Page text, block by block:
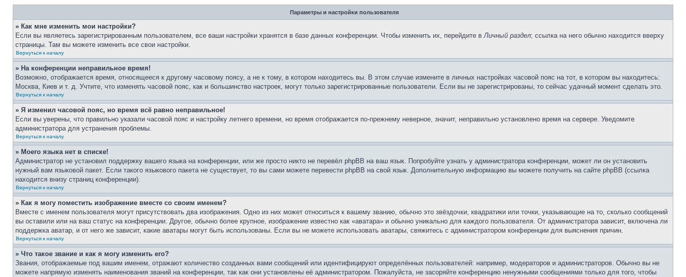
Параметры и настройки пользователя
» Как мне изменить мои настройки?
Если вы являетесь зарегистрированным пользователем, все ваши настройки хранятся в базе данных конференции. Чтобы изменить их, перейдите вЛичный раздел; ссылка на него обычно находится вверху
страницы. Там вы можете изменить все свои настройки.
Вернуться к началу
» На конференции неправильное время!
Возможно, отображается время, относящееся к другому часовому поясу, а не к тому, в котором находитесь вы. В этом случае измените в личных настройках часовой пояс на тот, в котором вы находитесь:
Москва, Киев и т. д. Учтите, что изменять часовой пояс, как и большинство настроек, могут только зарегистрированные пользователи. Если вы не зарегистрированы, то сейчас удачный момент сделать это.
Вернуться к началу
» Я изменил часовой пояс, но время всё равно неправильное!
Если вы уверены, что правильно указали часовой пояс и настройку летнего времени, но время отображается по-прежнему неверное, значит, неправильно установлено время на сервере. Уведомите
администратора для устранения проблемы.
Вернуться к началу
» Моего языка нет в списке!
Администратор не установил поддержку вашего языка на конференции, или же просто никто не перевёл phpBB на ваш язык. Попробуйте узнать у администратора конференции, может ли он установить
нужный вам языковой пакет. Если такого языкового пакета не существует, то вы сами можете перевести phpBB на свой язык. Дополнительную информацию вы можете получить на сайте phpBB (ссылка
находится внизу страниц конференции).
Вернуться к началу
» Как я могу поместить изображение вместе со своим именем?
Вместе с именем пользователя могут присутствовать два изображения. Одно из них может относиться к вашему званию, обычно это звёздочки, квадратики или точки, указывающие на то, сколько сообщений
вы оставили или на ваш статус на конференции. Другое, обычно более крупное, изображение известно как «аватара» и обычно уникально для каждого пользователя. От администратора зависит, включена ли
поддержка аватар, и от него же зависит, какие аватары могут быть использованы. Если вы не можете использовать аватары, свяжитесь с администратором конференции для выяснения причин.
Вернуться к началу
» Что такое звание и как я могу изменить его?
Звания, отображаемые под вашим именем, отражают количество созданных вами сообщений или идентифицируют определённых пользователей: например, модераторов и администраторов. Обычно вы не
можете напрямую изменять наименования званий на конференции, так как они установлены её администратором. Пожалуйста, не засоряйте конференцию ненужными сообщениями только для того, чтобы